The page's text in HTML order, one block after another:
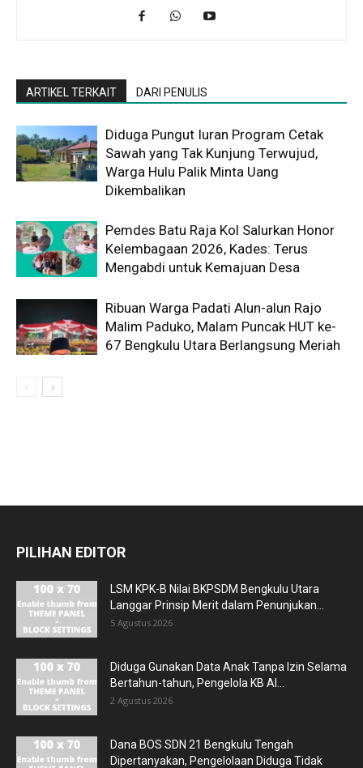
ARTIKEL TERKAIT DARI PENULIS
Diduga Pungut Iuran Program Cetak
Sawah yang Tak Kunjung Terwujud,
Warga Hulu Palik Minta Uang
Dikembalikan
Pemdes Batu Raja Kol Salurkan Honor
Kelembagaan 2026, Kades: Terus
Mengabdi untuk Kemajuan Desa
Ribuan Warga Padati Alun-alun Rajo
Malim Paduko, Malam Puncak HUT ke-
67 Bengkulu Utara Berlangsung Meriah
PILIHAN EDITOR
LSM KPK-B Nilai BKPSDM Bengkulu Utara
Langgar Prinsip Merit dalam Penunjukan...
5 Agustus 2026
Diduga Gunakan Data Anak Tanpa Izin Selama
Bertahun-tahun, Pengelola KB Al...
2 Agustus 2026
Dana BOS SDN 21 Bengkulu Tengah
Dipertanyakan, Pengelolaan Diduga Tidak